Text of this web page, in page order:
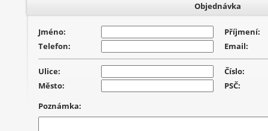
Objednávka
Jméno:
Příjmení:
Telefon:
Email:
Ulice:
Číslo:
Město:
PSČ:
Poznámka: